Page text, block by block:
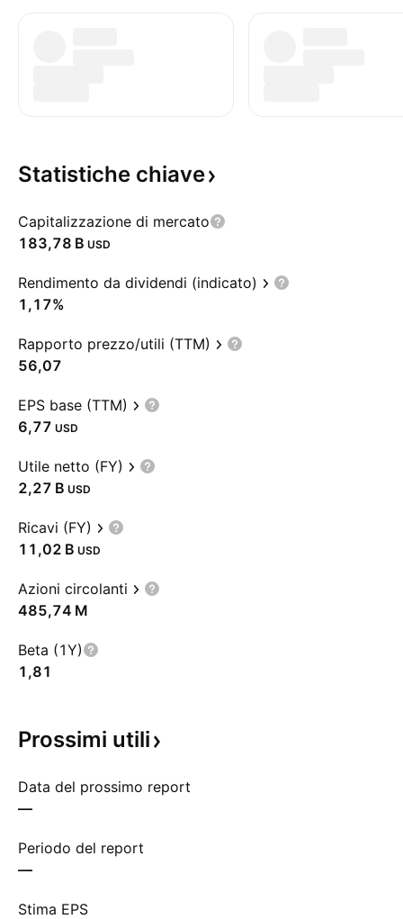
Statistiche chiave
Capitalizzazione di mercato
‪183,78 B‬ USD
Rendimento da dividendi (indicato)
1,17%
Rapporto prezzo/utili (TTM)
56,07
EPS base (TTM)
6,77 USD
Utile netto (FY)
‪2,27 B‬ USD
Ricavi (FY)
‪11,02 B‬ USD
Azioni circolanti
‪485,74 M‬
Beta (1Y)
1,81
Prossimi utili
Data del prossimo report
—
Periodo del report
—
Stima EPS